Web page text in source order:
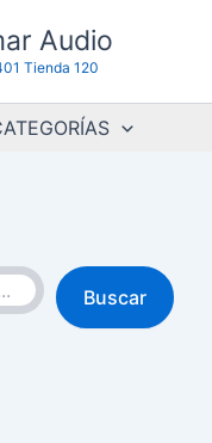
Audio
Tienda 120
Buscar